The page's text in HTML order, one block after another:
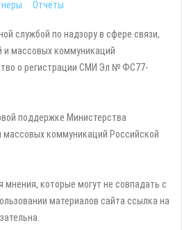
Отчеты
службой по надзору в сфере связи,
и массовых коммуникаций
о регистрации СМИ Эл № ФС77-
поддержке Министерства
массовых коммуникаций Российской
которые могут не совпадать с
материалов сайта ссылка на